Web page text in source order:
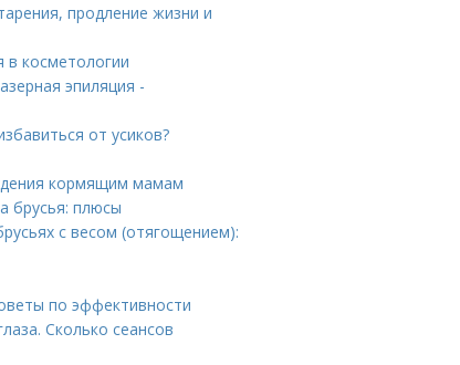
продление жизни и
в косметологии
эпиляция -
от усиков?
кормящим мамам
брусья: плюсы
с весом (отягощением):
по эффективности
Сколько сеансов